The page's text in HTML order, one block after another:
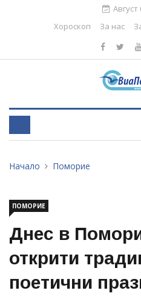
Август
Хороскоп
За нас
Начало Поморие
ПОМОРИЕ
Днес в
открити
поетични